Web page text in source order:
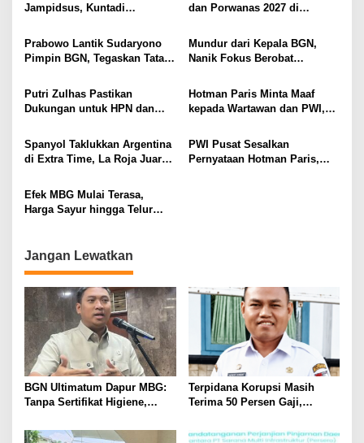
Jampidsus, Kuntadi
Korupsi Strategis
dan Porwanas 2027 di
Prabowo Hadir
Prabowo Lantik Sudaryono
Pimpin BGN, Tegaskan Tata
Program Makan Bergizi
Mundur dari Kepala BGN,
Nanik Fokus Berobat
Posisi Baru
Putri Zulhas Pastikan
Dukungan untuk HPN dan
Lampung Punya Peluang
Promosi Nasional
Hotman Paris Minta Maaf
kepada Wartawan dan PWI,
Pers
Spanyol Taklukkan Argentina
di Extra Time, La Roja Juara
PWI Pusat Sesalkan
Pernyataan Hotman Paris,
Efek MBG Mulai Terasa,
Harga Sayur hingga Telur
Jangan Lewatkan
BGN Ultimatum Dapur MBG:
Tanpa Sertifikat Higiene,
Terpidana Korupsi Masih
Terima 50 Persen Gaji,
Tunggu Keputusan BKN